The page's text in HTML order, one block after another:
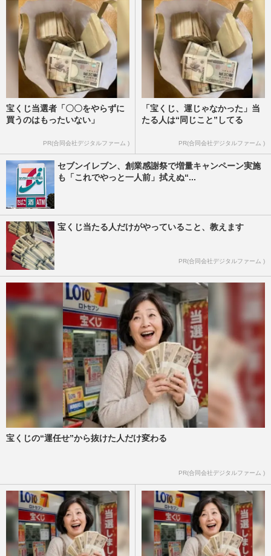
宝くじ当選者「〇〇をやらずに
買うのはもったいない」
PR(合同会社デジタルファーム )
「宝くじ、運じゃなかった」当
たる人は“同じこと”してる
PR(合同会社デジタルファーム )
セブンイレブン、創業感謝祭で増量キャンペーン実施
も「これでやっと一人前」拭えぬ“...
宝くじ当たる人だけがやっていること、教えます
PR(合同会社デジタルファーム )
宝くじの“運任せ”から抜けた人だけ変わる
PR(合同会社デジタルファーム )